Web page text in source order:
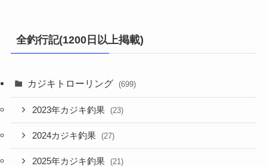
全釣行記(1200日以上掲載)
カジキトローリング (699)
2023年カジキ釣果 (23)
2024カジキ釣果 (27)
2025年カジキ釣果 (21)